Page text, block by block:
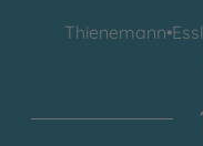
Thienemann•